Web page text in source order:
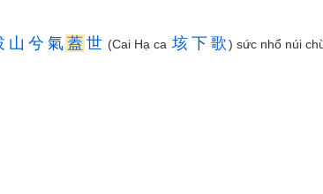
山 兮 氣 蓋 世 (Cai Hạ ca 垓 下 歌) sức nhổ núi